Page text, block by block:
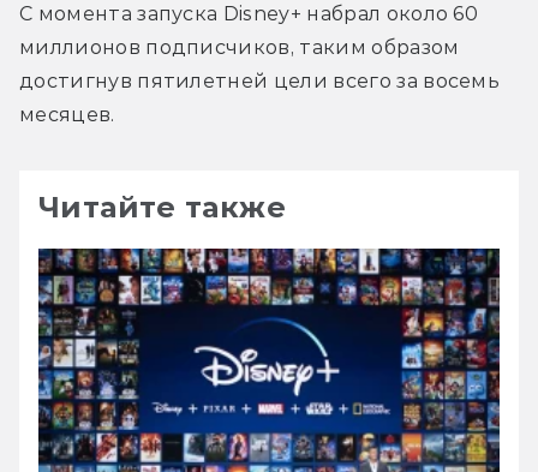
С момента запуска Disney+ набрал около 60
миллионов подписчиков, таким образом
достигнув пятилетней цели всего за восемь
месяцев.
Читайте также